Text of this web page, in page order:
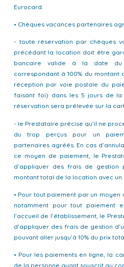
Eurocard.
• Chèques vacances partenaires
- toute réservation par chèques
précédant la location doit être
bancaire valide à la date
correspondant à 100% du
réception par voie postale du
faisant foi) dans les 5 jours de
réservation sera prélevée sur la
- le Prestataire précise qu’il ne
du trop perçus pour un
partenaires agréés. En cas
ce moyen de paiement, le
d’appliquer des frais de gestion
montant total de la location avec un
• Pour tout paiement par un
notamment pour tout paiement
l’accueil de l’établissement, le
d’appliquer des frais de gestion
pouvant aller jusqu’à 10% du prix
• Pour les paiements en ligne, la
de la personne ayant souscrit au